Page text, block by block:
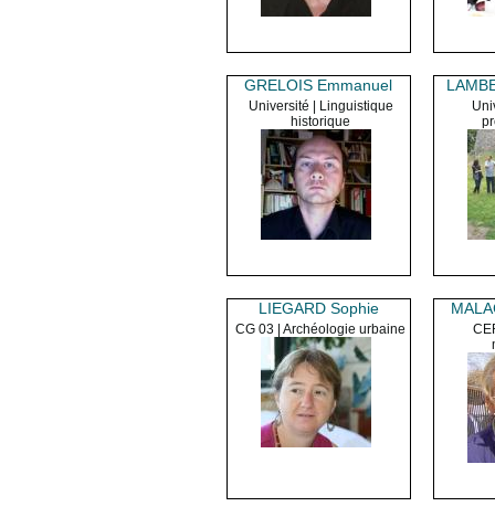
GRELOIS Emmanuel
Université | Linguistique
historique
LIEGARD Sophie
CG 03 | Archéologie urbaine